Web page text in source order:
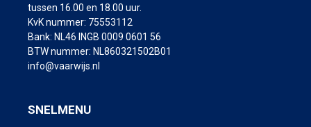
tussen 16.00 en 18.00 uur.
KvK nummer: 75553112
Bank: NL46 INGB 0009 0601 56
BTW nummer: NL860321502B01
info@vaarwijs.nl
SNELMENU